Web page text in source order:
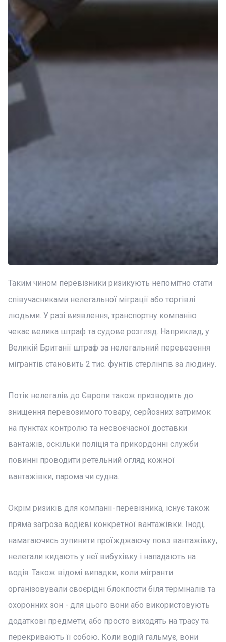
Таким чином перевізники ризикують непомітно стати
співучасниками нелегальної міграції або торгівлі
людьми. У разі виявлення, транспортну компанію
чекає велика штраф та судове розгляд. Наприклад, у
Великій Британії штраф за нелегальний перевезення
мігрантів становить 2 тис. фунтів стерлінгів за людину.
Потік нелегалів до Європи також призводить до
знищення перевозимого товару, серйозних затримок
на пунктах контролю та несвоєчасної доставки
вантажів, оскільки поліція та прикордонні служби
повинні проводити ретельний огляд кожної
вантажівки, парома чи судна.
Окрім ризиків для компанії-перевізника, існує також
пряма загроза водієві конкретної вантажівки. Іноді,
намагаючись зупинити проїжджаючу повз вантажівку,
нелегали кидають у неї вибухівку і нападають на
водія. Також відомі випадки, коли мігранти
організовували своєрідні блокпости біля терміналів та
охоронних зон - для цього вони або використовують
додаткові предмети, або просто виходять на трасу та
перекривають її собою. Коли водій гальмує, вони